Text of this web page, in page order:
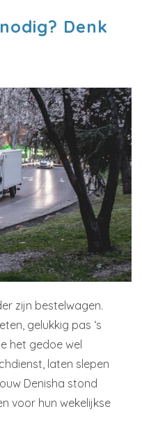
Denk
zijn bestelwagen.
gelukkig pas ‘s
het gedoe wel
laten slepen
Denisha stond
voor hun wekelijkse